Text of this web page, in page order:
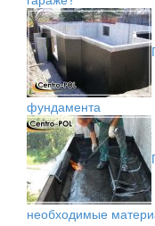
фундамента
необходимые